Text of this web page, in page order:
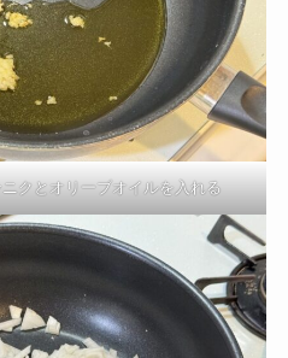
クとオリーブオイルを入れる